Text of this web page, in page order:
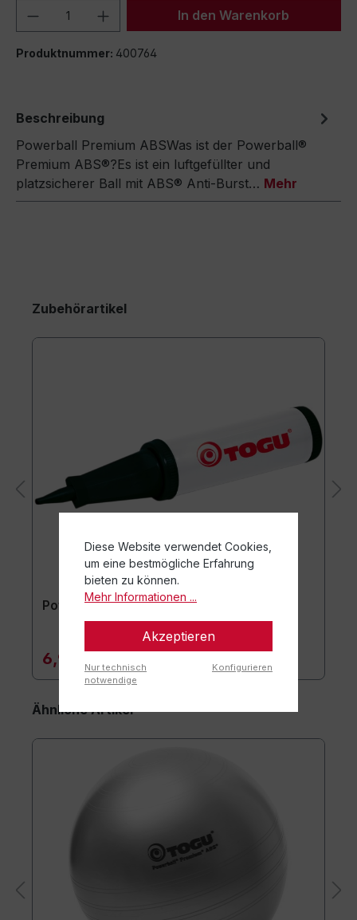
Produkt Anzahl: Gib denIn den Warenkorb
Produktnummer: 400764
Beschreibung
Powerball Premium ABSWas ist der Powerball®
Premium ABS®?Es ist ein luftgefüllter und
platzsicherer Ball mit ABS® Anti-Burst… Mehr
Zubehörartikel
Powerball® Pumpe
6,90 €*
Ähnliche Artikel
Diese Website verwendet Cookies,
um eine bestmögliche Erfahrung
bieten zu können.
Mehr Informationen ...
Akzeptieren
Nur technisch
notwendige
Konfigurieren